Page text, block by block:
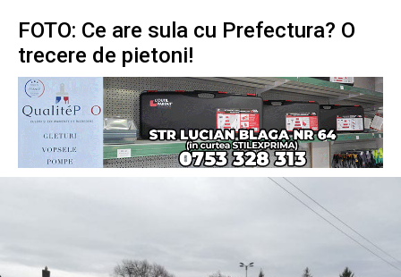
FOTO: Ce are sula cu Prefectura? O
trecere de pietoni!